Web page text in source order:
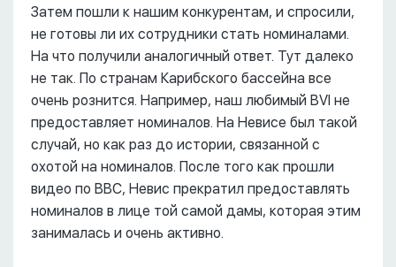
Затем пошли к нашим конкурентам, и спросили,
не готовы ли их сотрудники стать номиналами.
На что получили аналогичный ответ. Тут далеко
не так. По странам Карибского бассейна все
очень рознится. Например, наш любимый BVI не
предоставляет номиналов. На Невисе был такой
случай, но как раз до истории, связанной с
охотой на номиналов. После того как прошли
видео по BBC, Невис прекратил предоставлять
номиналов в лице той самой дамы, которая этим
занималась и очень активно.